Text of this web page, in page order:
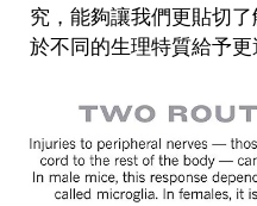
究，能夠讓我們更貼切
於不同的生理特質給予更